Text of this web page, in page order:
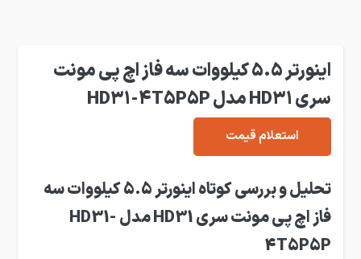
اینورتر 5.5 کیلووات سه فاز اچ پی مونت
سری HD31 مدل HD31-4T5P5P
استعلام قیمت
تحلیل
و بررسی کوتاه اینورتر 5.5 کیلووات سه
فاز اچ پی مونت سری HD31 مدل HD31-
4T5P5P